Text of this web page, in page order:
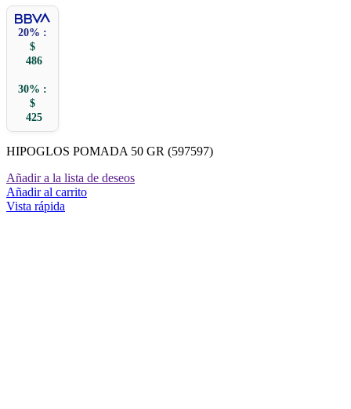
20% :
$
486
30% :
$
425
HIPOGLOS POMADA 50 GR (597597)
Añadir a la lista de deseos
Añadir al carrito
Vista rápida